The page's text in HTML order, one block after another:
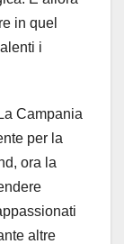
in quel
i
Campania
per la
ora la
altre